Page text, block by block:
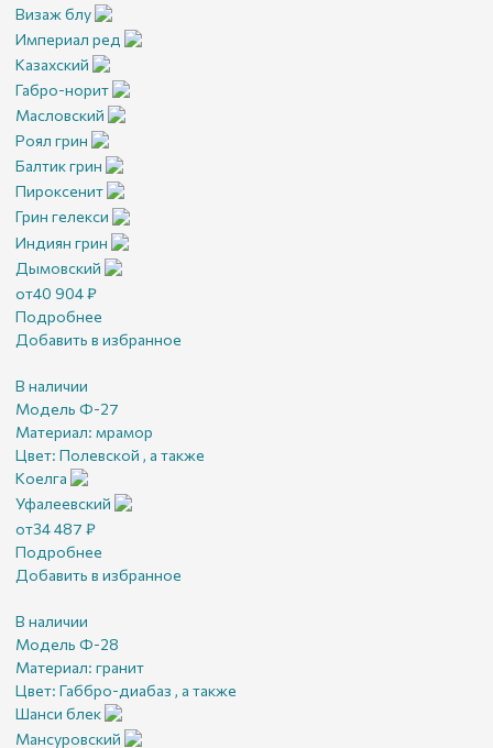
Визаж блу
Империал ред
Казахский
Габро-норит
Масловский
Роял грин
Балтик грин
Пироксенит
Грин гелекси
Индиян грин
Дымовский
от40 904₽
Подробнее
Добавить в избранное
В наличии
Модель Ф-27
Материал: мрамор
Цвет: Полевской , а также
Коелга
Уфалеевский
от34 487 ₽
Подробнее
Добавить в избранное
В наличии
Модель Ф-28
Материал: гранит
Цвет: Габбро-диабаз , а также
Шанси блек
Мансуровский